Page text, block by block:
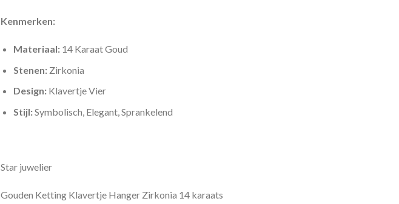
Kenmerken:
Materiaal:14 Karaat Goud
Stenen:Zirkonia
Design:Klavertje Vier
Stijl:Symbolisch, Elegant, Sprankelend
Star juwelier
Gouden Ketting Klavertje Hanger Zirkonia 14 karaats